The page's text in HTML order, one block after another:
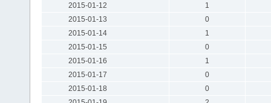
2015-01-12
1
2015-01-13
0
2015-01-14
1
2015-01-15
0
2015-01-16
1
2015-01-17
0
2015-01-18
0